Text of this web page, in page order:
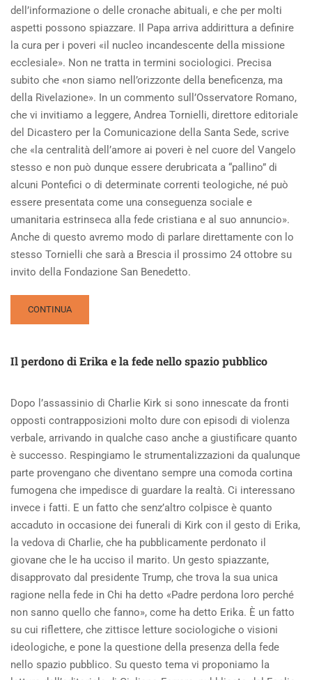
dell’informazione o delle cronache abituali, e che per molti
aspetti possono spiazzare. Il Papa arriva addirittura a definire
la cura per i poveri «il nucleo incandescente della missione
ecclesiale». Non ne tratta in termini sociologici. Precisa
subito che «non siamo nell’orizzonte della beneficenza, ma
della Rivelazione». In un commento sull’Osservatore Romano,
che vi invitiamo a leggere, Andrea Tornielli, direttore editoriale
del Dicastero per la Comunicazione della Santa Sede, scrive
che «la centralità dell’amore ai poveri è nel cuore del Vangelo
stesso e non può dunque essere derubricata a “pallino” di
alcuni Pontefici o di determinate correnti teologiche, né può
essere presentata come una conseguenza sociale e
umanitaria estrinseca alla fede cristiana e al suo annuncio».
Anche di questo avremo modo di parlare direttamente con lo
stesso Tornielli che sarà a Brescia il prossimo 24 ottobre su
invito della Fondazione San Benedetto.
READ
MORE
TE»,
POVERI
PER
RISCOPRIRSI
DA
CRISTO
CONTINUA
Il perdono di Erika e la fede nello spazio pubblico
Dopo l’assassinio di Charlie Kirk si sono innescate da fronti
opposti contrapposizioni molto dure con episodi di violenza
verbale, arrivando in qualche caso anche a giustificare quanto
è successo. Respingiamo le strumentalizzazioni da qualunque
parte provengano che diventano sempre una comoda cortina
fumogena che impedisce di guardare la realtà. Ci interessano
invece i fatti. E un fatto che senz’altro colpisce è quanto
accaduto in occasione dei funerali di Kirk con il gesto di Erika,
la vedova di Charlie, che ha pubblicamente perdonato il
giovane che le ha ucciso il marito. Un gesto spiazzante,
disapprovato dal presidente Trump, che trova la sua unica
ragione nella fede in Chi ha detto «Padre perdona loro perché
non sanno quello che fanno», come ha detto Erika. È un fatto
su cui riflettere, che zittisce letture sociologiche o visioni
ideologiche, e pone la questione della presenza della fede
nello spazio pubblico. Su questo tema vi proponiamo la